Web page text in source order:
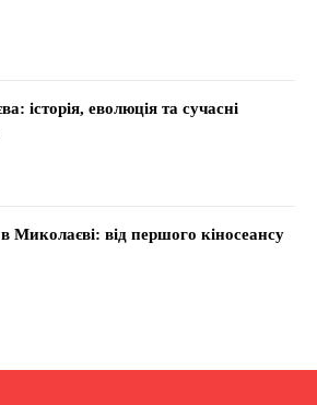
історія, еволюція та сучасні
Миколаєві: від першого кіносеансу